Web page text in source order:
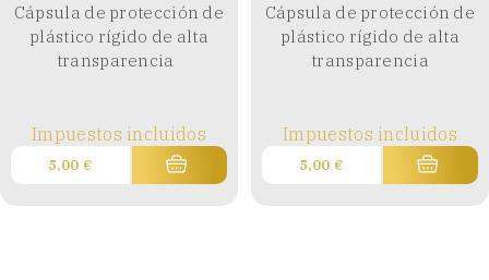
Cápsula de protección de
plástico rígido de alta
transparencia
Impuestos incluidos
5,00 €
Cápsula de protección de
plástico rígido de alta
transparencia
Impuestos incluidos
5,00 €